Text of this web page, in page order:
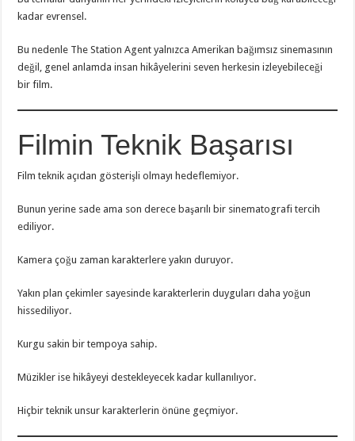
kadar evrensel.
Bu nedenle The Station Agent yalnızca Amerikan bağımsız sinemasının
değil, genel anlamda insan hikâyelerini seven herkesin izleyebileceği
bir film.
Filmin Teknik Başarısı
Film teknik açıdan gösterişli olmayı hedeflemiyor.
Bunun yerine sade ama son derece başarılı bir sinematografi tercih
ediliyor.
Kamera çoğu zaman karakterlere yakın duruyor.
Yakın plan çekimler sayesinde karakterlerin duyguları daha yoğun
hissediliyor.
Kurgu sakin bir tempoya sahip.
Müzikler ise hikâyeyi destekleyecek kadar kullanılıyor.
Hiçbir teknik unsur karakterlerin önüne geçmiyor.